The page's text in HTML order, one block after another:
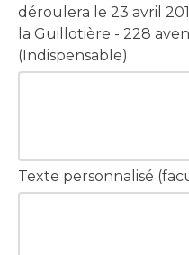
déroulera le 23 avril
la Guillotière - 228
(Indispensable)
Texte personnalisé